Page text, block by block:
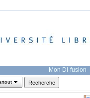
Mon DI-fusion